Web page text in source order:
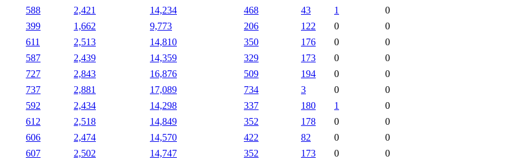
588 2,421 14,234 468 43 1
0
399 1,662 9,773 206 122 0
0
611 2,513 14,810 350 176 0
0
587 2,439 14,359 329 173 0
0
727 2,843 16,876 509 194 0
0
737 2,881 17,089 734 3 0
0
592 2,434 14,298 337 180 1
0
612 2,518 14,849 352 178 0
0
606 2,474 14,570 422 82 0
0
607 2,502 14,747 352 173 0
0